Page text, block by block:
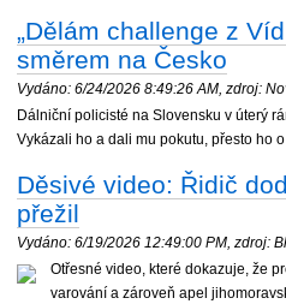
„Dělám challenge z
směrem na Česko
Vydáno: 6/24/2026 8:49:26 AM, zdroj:
Dálniční policisté na Slovensku v úterý
Vykázali ho a dali mu pokutu, přesto ho
Děsivé video: Řidič
přežil
Vydáno: 6/19/2026 12:49:00 PM, zdroj:
Otřesné video, které dokazuje, že
varování a zároveň apel